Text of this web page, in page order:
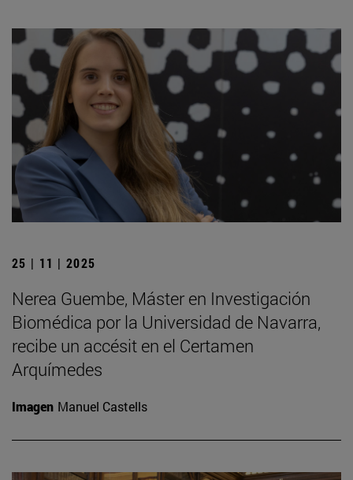
25 | 11 | 2025
Nerea Guembe, Máster en Investigación
Biomédica por la Universidad de Navarra,
recibe un accésit en el Certamen
Arquímedes
Imagen Manuel Castells